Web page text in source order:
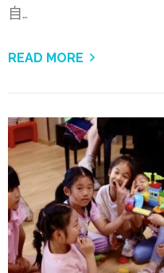
自…
READ MORE